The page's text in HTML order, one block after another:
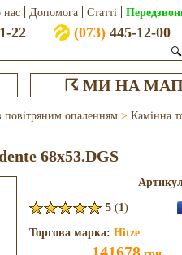
Допомога Статті
22 (073)445-12-00
🔍
☈ МИ НА
повітряним опаленням > Камінна
68x53.DGS
5 (1)
Торгова марка: Hitze